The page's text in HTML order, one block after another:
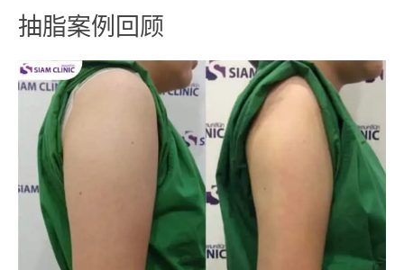
抽脂案例回顾